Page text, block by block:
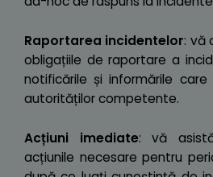
Raportarea incidentelor: vă
obligațiile de raportare a
notificările și informările
autorităților competente.
Acțiuni imediate: vă
acțiunile necesare pentru